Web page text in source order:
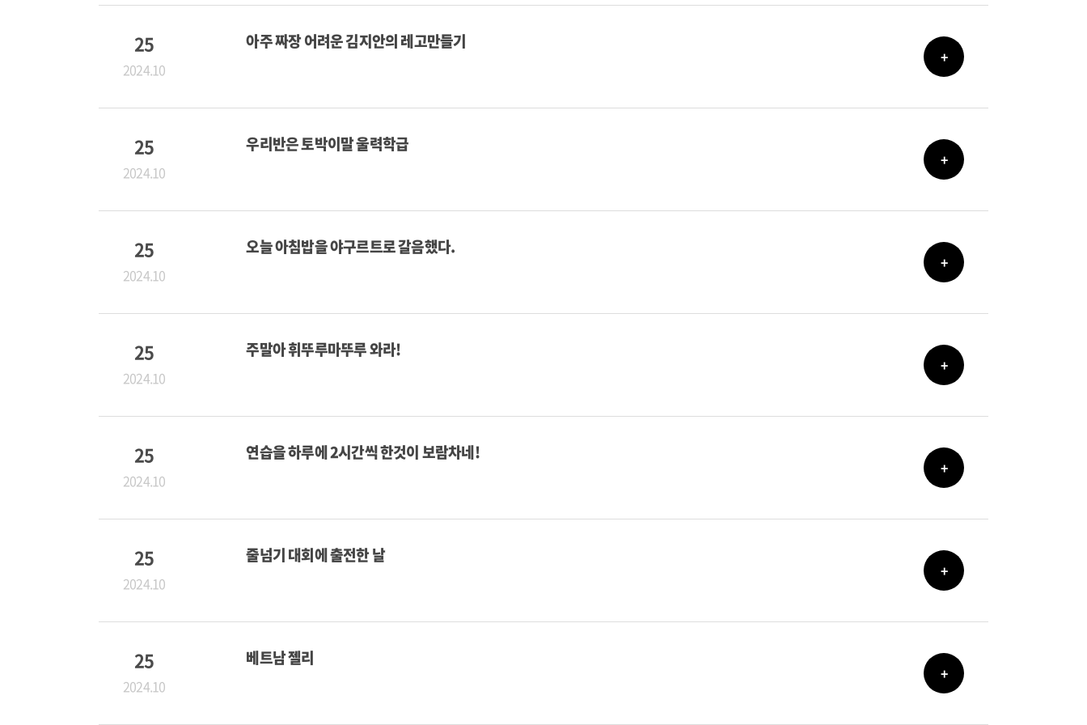
25
2024.10
아주 짜장 어려운 김지안의 레고만들기
+
25
2024.10
우리반은 토박이말 울력학급
+
25
2024.10
오늘 아침밥을 야구르트로 갈음했다.
+
25
2024.10
주말아 휘뚜루마뚜루 와라!
+
25
2024.10
연습을 하루에 2시간씩 한것이 보람차네!
+
25
2024.10
줄넘기 대회에 출전한 날
+
25
2024.10
베트남 젤리
+